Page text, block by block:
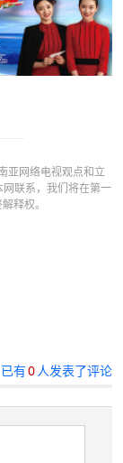
亚网络电视观点和立
联系，我们将在第一
释权。
已有0人发表了评论